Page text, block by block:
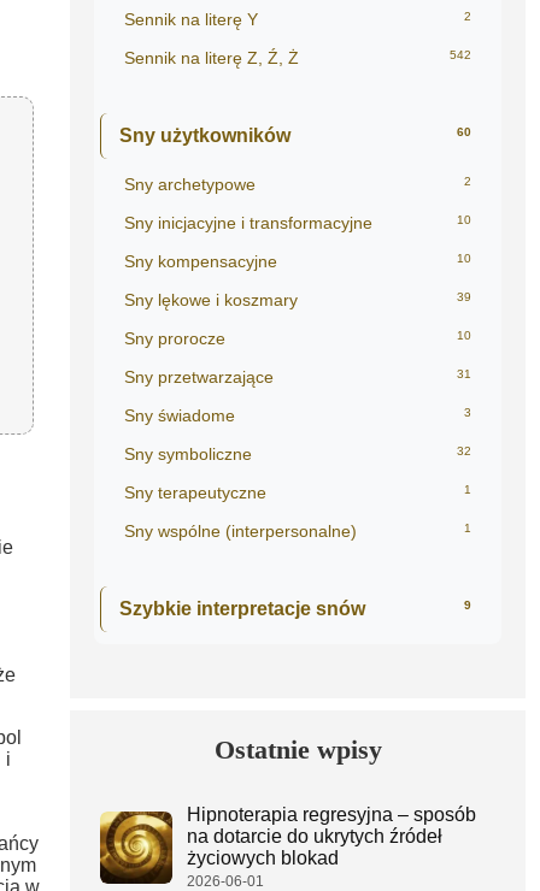
i
w
Sennik na literę Y 2
Sennik na literę Z, Ź, Ż 542
Sny użytkowników 60
Sny archetypowe 2
Sny inicjacyjne i transformacyjne 10
Sny kompensacyjne 10
Sny lękowe i koszmary 39
Sny prorocze 10
Sny przetwarzające 31
Sny świadome 3
Sny symboliczne 32
Sny terapeutyczne 1
Sny wspólne (interpersonalne) 1
Szybkie interpretacje snów 9
Ostatnie wpisy
Hipnoterapia regresyjna – sposób
na dotarcie do ukrytych źródeł
życiowych blokad
2026-06-01